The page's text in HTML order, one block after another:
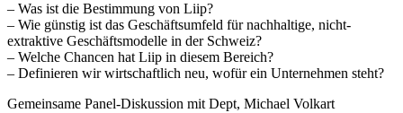
– Was ist die Bestimmung von Liip?
– Wie günstig ist das Geschäftsumfeld für nachhaltige, nicht-
extraktive Geschäftsmodelle in der Schweiz?
– Welche Chancen hat Liip in diesem Bereich?
– Definieren wir wirtschaftlich neu, wofür ein Unternehmen steht?
Gemeinsame Panel-Diskussion mit Dept, Michael Volkart